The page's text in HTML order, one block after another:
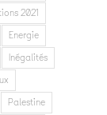
2021
Energie
Inégalités
Palestine